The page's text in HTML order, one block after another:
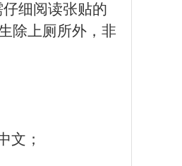
细阅读张贴的
除上厕所外，非
文；